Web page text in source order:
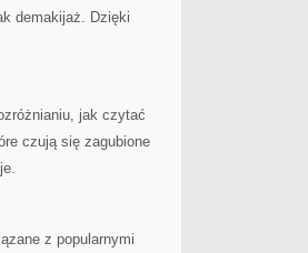
demakijaż. Dzięki
jak czytać
czują się zagubione
z popularnymi